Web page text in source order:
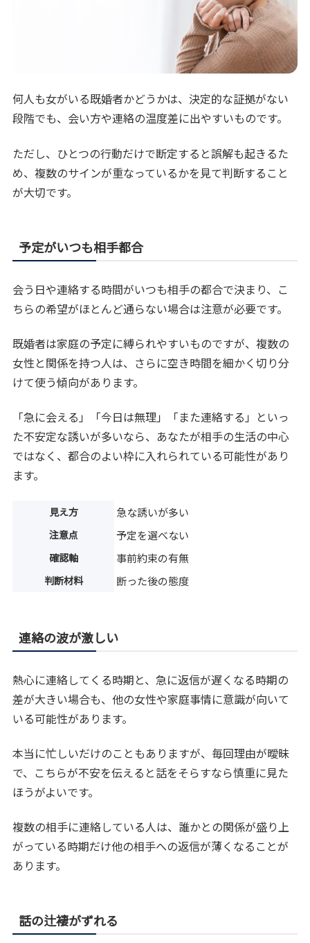
何人も女がいる既婚者かどうかは、決定的な証拠がない
段階でも、会い方や連絡の温度差に出やすいものです。
ただし、ひとつの行動だけで断定すると誤解も起きるた
め、複数のサインが重なっているかを見て判断すること
が大切です。
予定がいつも相手都合
会う日や連絡する時間がいつも相手の都合で決まり、こ
ちらの希望がほとんど通らない場合は注意が必要です。
既婚者は家庭の予定に縛られやすいものですが、複数の
女性と関係を持つ人は、さらに空き時間を細かく切り分
けて使う傾向があります。
「急に会える」「今日は無理」「また連絡する」といっ
た不安定な誘いが多いなら、あなたが相手の生活の中心
ではなく、都合のよい枠に入れられている可能性があり
ます。
見え方 急な誘いが多い
注意点 予定を選べない
確認軸 事前約束の有無
判断材料 断った後の態度
連絡の波が激しい
熱心に連絡してくる時期と、急に返信が遅くなる時期の
差が大きい場合も、他の女性や家庭事情に意識が向いて
いる可能性があります。
本当に忙しいだけのこともありますが、毎回理由が曖昧
で、こちらが不安を伝えると話をそらすなら慎重に見た
ほうがよいです。
複数の相手に連絡している人は、誰かとの関係が盛り上
がっている時期だけ他の相手への返信が薄くなることが
あります。
話の辻褄がずれる